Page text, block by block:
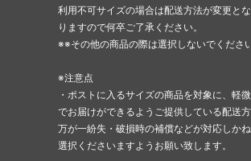
利用不可サイズの場合は配送方法が変更と
りますので何卒ご了承ください。
※※その他の商品の際は選択しないでくださ
※注意点
・ポストに入るサイズの商品を対象に、軽
でお届けができるようご提供している配送
万が一紛失・破損時の補償などが対応しか
選択くださいますようお願い致します。